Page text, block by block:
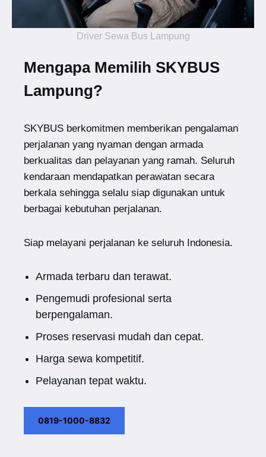
Driver Sewa Bus Lampung
Mengapa Memilih SKYBUS
Lampung?
SKYBUS berkomitmen memberikan pengalaman
perjalanan yang nyaman dengan armada
berkualitas dan pelayanan yang ramah. Seluruh
kendaraan mendapatkan perawatan secara
berkala sehingga selalu siap digunakan untuk
berbagai kebutuhan perjalanan.
Siap melayani perjalanan ke seluruh Indonesia.
Armada terbaru dan terawat.
Pengemudi profesional serta
berpengalaman.
Proses reservasi mudah dan cepat.
Harga sewa kompetitif.
Pelayanan tepat waktu.
0819-1000-8832